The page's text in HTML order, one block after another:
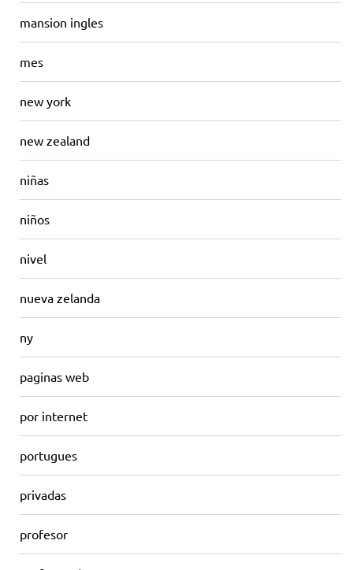
mansion ingles
mes
new york
new zealand
niñas
niños
nivel
nueva zelanda
ny
paginas web
por internet
portugues
privadas
profesor